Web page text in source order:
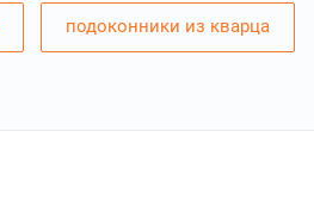
подоконники из кварца